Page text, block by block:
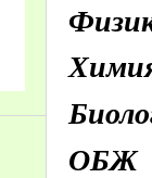
ОБЖ